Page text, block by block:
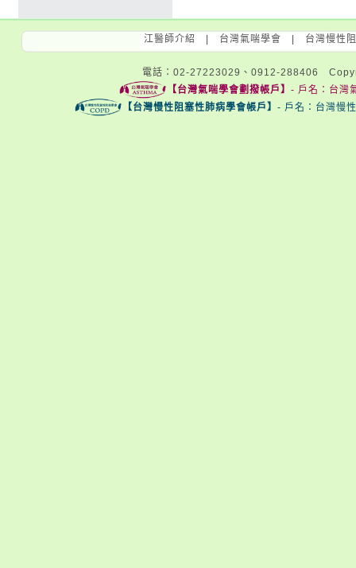
江醫師介紹 台灣氣喘學會 台灣慢性
電話：02-27223029、0912-288406
【台灣氣喘學會劃撥帳戶】 - 戶名：台灣
【台灣慢性阻塞性肺病學會帳戶】 - 戶名：台灣慢